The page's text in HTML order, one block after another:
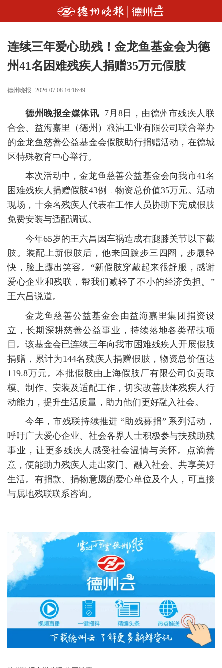
连续三年爱心助残！金龙鱼基金会为德
州41名困难残疾人捐赠35万元假肢
德州晚报 2026-07-08 16:16:49
德州晚报全媒体讯 7月8日，由德州市残疾人联
合会、益海嘉里（德州）粮油工业有限公司联合举办
的金龙鱼慈善公益基金会假肢助行捐赠活动，在德城
区特殊教育中心举行。
本次活动中，金龙鱼慈善公益基金会向我市41名
困难残疾人捐赠假肢43例，物资总价值35万元。活动
现场，十余名残疾人代表在工作人员协助下完成假肢
免费安装与适配调试。
今年65岁的王六昌因车祸造成右腿膝关节以下截
肢。装配上新假肢后，他来回踱步三四圈，步履轻
快，脸上露出笑容。“新假肢穿戴起来很舒服，感谢
爱心企业和残联，帮我们减轻了不小的经济负担。”
王六昌说道。
金龙鱼慈善公益基金会由益海嘉里集团捐资设
立，长期深耕慈善公益事业，持续落地各类帮扶项
目。该基金会已连续三年向我市困难残疾人开展假肢
捐赠，累计为144名残疾人捐赠假肢，物资总价值达
119.8万元。本批假肢由上海假肢厂有限公司负责取
模、制作、安装及适配工作，切实改善肢体残疾人行
动能力，提升生活质量，助力他们更好融入社会。
今年，市残联持续推进 “助残募捐” 系列活动，
呼吁广大爱心企业、社会各界人士积极参与扶残助残
事业，让更多残疾人感受社会温情与关怀。点滴善
意，便能助力残疾人走出家门、融入社会、共享美好
生活。有捐款、捐物意愿的爱心单位及个人，可直接
与属地残联联系咨询。